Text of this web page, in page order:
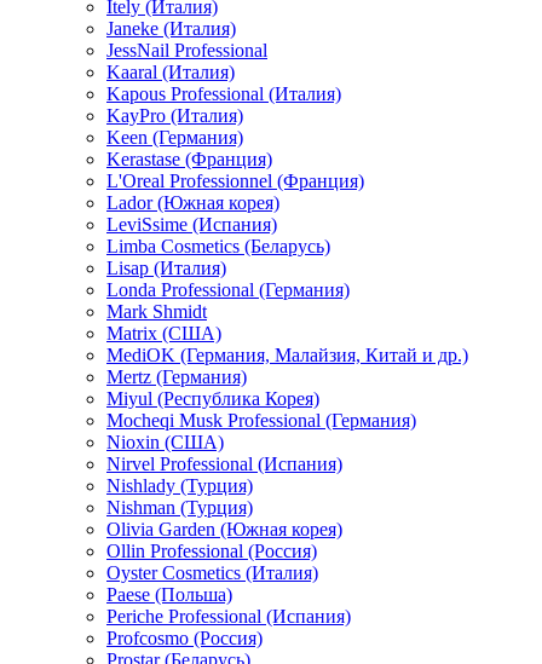
Itely (Италия)
Janeke (Италия)
JessNail Professional
Kaaral (Италия)
Kapous Professional (Италия)
KayPro (Италия)
Keen (Германия)
Kerastase (Франция)
L'Oreal Professionnel (Франция)
Lador (Южная корея)
LeviSsime (Испания)
Limba Cosmetics (Беларусь)
Lisap (Италия)
Londa Professional (Германия)
Mark Shmidt
Matrix (США)
MediOK (Германия, Малайзия, Китай и др.)
Mertz (Германия)
Miyul (Республика Корея)
Mocheqi Musk Professional (Германия)
Nioxin (США)
Nirvel Professional (Испания)
Nishlady (Турция)
Nishman (Турция)
Olivia Garden (Южная корея)
Ollin Professional (Россия)
Oyster Cosmetics (Италия)
Paese (Польша)
Periche Professional (Испания)
Profcosmo (Россия)
Prostar (Беларусь)